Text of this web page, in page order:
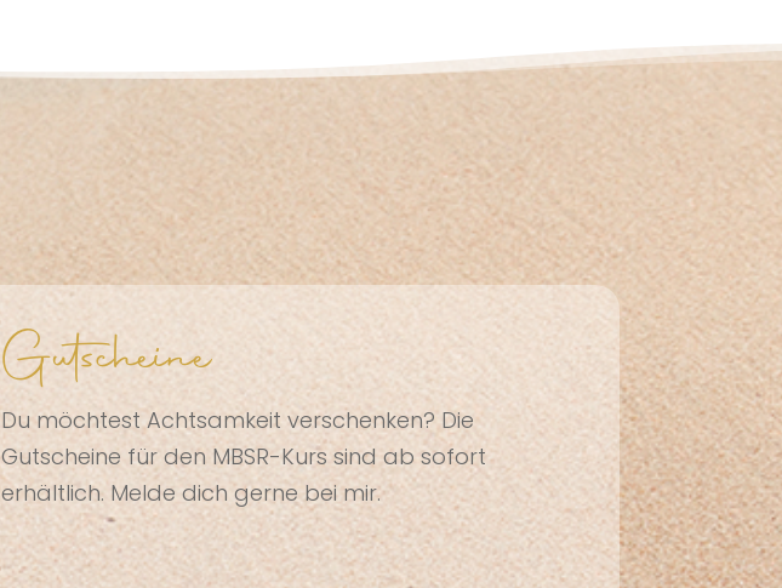
Gutscheine
Du möchtest Achtsamkeit verschenken? Die
Gutscheine für den MBSR-Kurs sind ab sofort
erhältlich. Melde dich gerne bei mir.